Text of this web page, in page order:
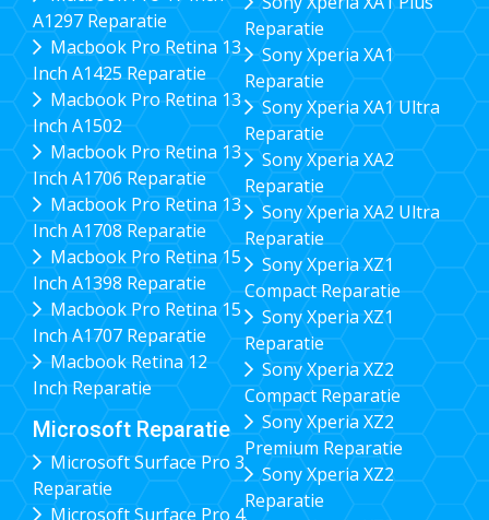
A1297 Reparatie
Macbook Pro Retina 13
Inch A1425 Reparatie
Macbook Pro Retina 13
Inch A1502
Macbook Pro Retina 13
Inch A1706 Reparatie
Macbook Pro Retina 13
Inch A1708 Reparatie
Macbook Pro Retina 15
Inch A1398 Reparatie
Macbook Pro Retina 15
Inch A1707 Reparatie
Macbook Retina 12
Inch Reparatie
Microsoft Reparatie
Microsoft Surface Pro 3
Reparatie
Microsoft Surface Pro 4
Reparatie
Sony Xperia XA1
Reparatie
Sony Xperia XA1 Ultra
Reparatie
Sony Xperia XA2
Reparatie
Sony Xperia XA2 Ultra
Reparatie
Sony Xperia XZ1
Compact Reparatie
Sony Xperia XZ1
Reparatie
Sony Xperia XZ2
Compact Reparatie
Sony Xperia XZ2
Premium Reparatie
Sony Xperia XZ2
Reparatie